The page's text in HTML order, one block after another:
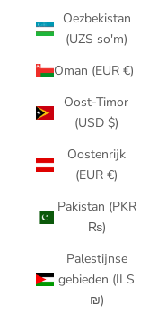
Oezbekistan
(UZS so'm)
Oman (EUR €)
Oost-Timor
(USD $)
Oostenrijk
(EUR €)
Pakistan (PKR
₨)
Palestijnse
gebieden (ILS
₪)